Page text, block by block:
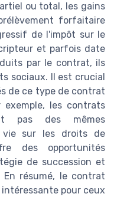
ou total, les gains
forfaitaire
de l'impôt sur le
et parfois date
par le contrat, ils
sociaux. Il est crucial
de ce type de contrat
exemple, les contrats
pas des mêmes
vie sur les droits de
des opportunités
de succession et
résumé, le contrat
pour ceux